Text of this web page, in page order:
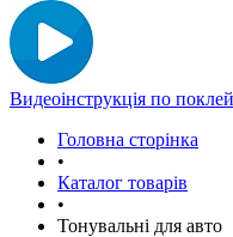
Видеоінструкція по
Головна сторінка
•
Каталог товарів
•
Тонувальні для авто